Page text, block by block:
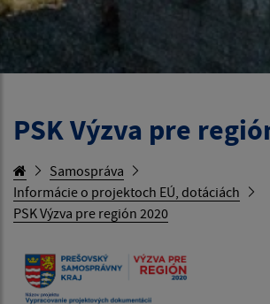
PSK Výzva pre
Samospráva
Informácie o projektoch EÚ, dotáciách
PSK Výzva pre región 2020